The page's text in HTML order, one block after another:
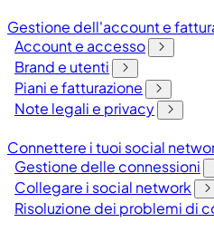
Gestione dell'account e
Account e accesso
Brand e utenti
Piani e fatturazione
Note legali e privacy
Connettere i tuoi social
Gestione delle connessioni
Collegare i social network
Risoluzione dei problemi di